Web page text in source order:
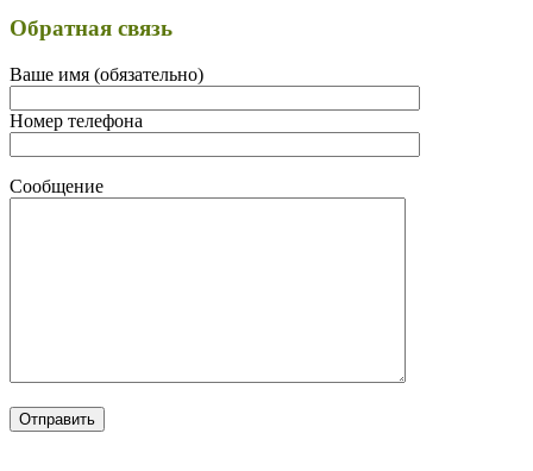
Обратная связь
Ваше имя (обязательно)
Номер телефона
Сообщение